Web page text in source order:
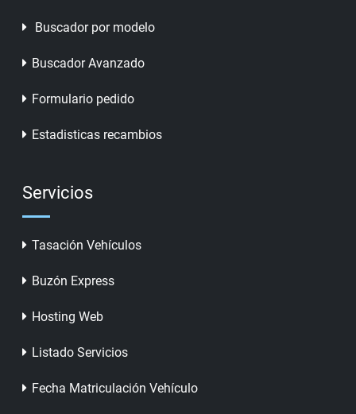
Buscador por modelo
Buscador Avanzado
Formulario pedido
Estadisticas recambios
Servicios
Tasación Vehículos
Buzón Express
Hosting Web
Listado Servicios
Fecha Matriculación Vehículo